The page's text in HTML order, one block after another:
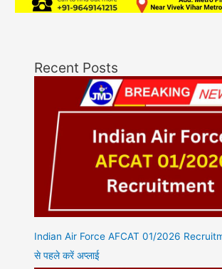
Recent Posts
Indian Air Force AFCAT 01/2026
से पहले करें अप्लाई